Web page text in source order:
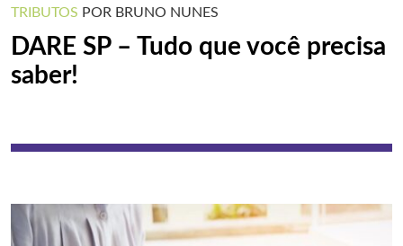
TRIBUTOS POR BRUNO NUNES
DARE SP – Tudo que você precisa
saber!